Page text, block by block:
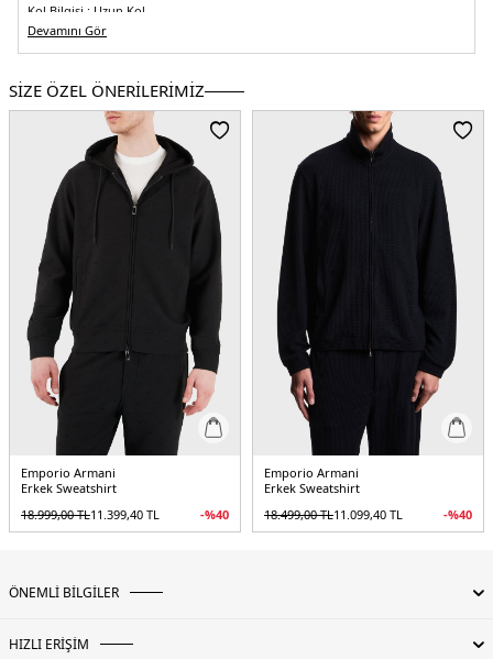
Kol Bilgisi : Uzun Kol
Kalıp Bilgisi :Slim Fit
/ Beden : M
Üretim Yeri :Vietnam
5DK18N1F971JUVZU6189.17
Devamını Gör
SİZE ÖZEL ÖNERİLERİMİZ
Emporio Armani
Erkek Sweatshirt
18.999,00TL11.399,40 TL -%40
Emporio Armani
Erkek Sweatshirt
18.499,00TL11.099,40 TL -%40
ÖNEMLİ BİLGİLER
HIZLI ERİŞİM